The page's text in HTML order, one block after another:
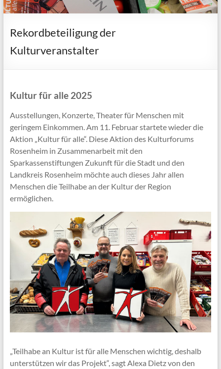
Rekordbeteiligung der
Kulturveranstalter
Kultur für alle 2025
Ausstellungen, Konzerte, Theater für Menschen mit
geringem Einkommen. Am 11. Februar startete wieder die
Aktion „Kultur für alle“. Diese Aktion des Kulturforums
Rosenheim in Zusammenarbeit mit den
Sparkassenstiftungen Zukunft für die Stadt und den
Landkreis Rosenheim möchte auch dieses Jahr allen
Menschen die Teilhabe an der Kultur der Region
ermöglichen.
„Teilhabe an Kultur ist für alle Menschen wichtig, deshalb
unterstützen wir das Projekt“, sagt Alexa Dietz von den